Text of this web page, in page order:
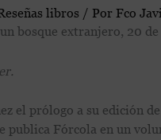
libros / Por Fco
bosque extranjero, 20
el prólogo a su edición de
publica Fórcola en un